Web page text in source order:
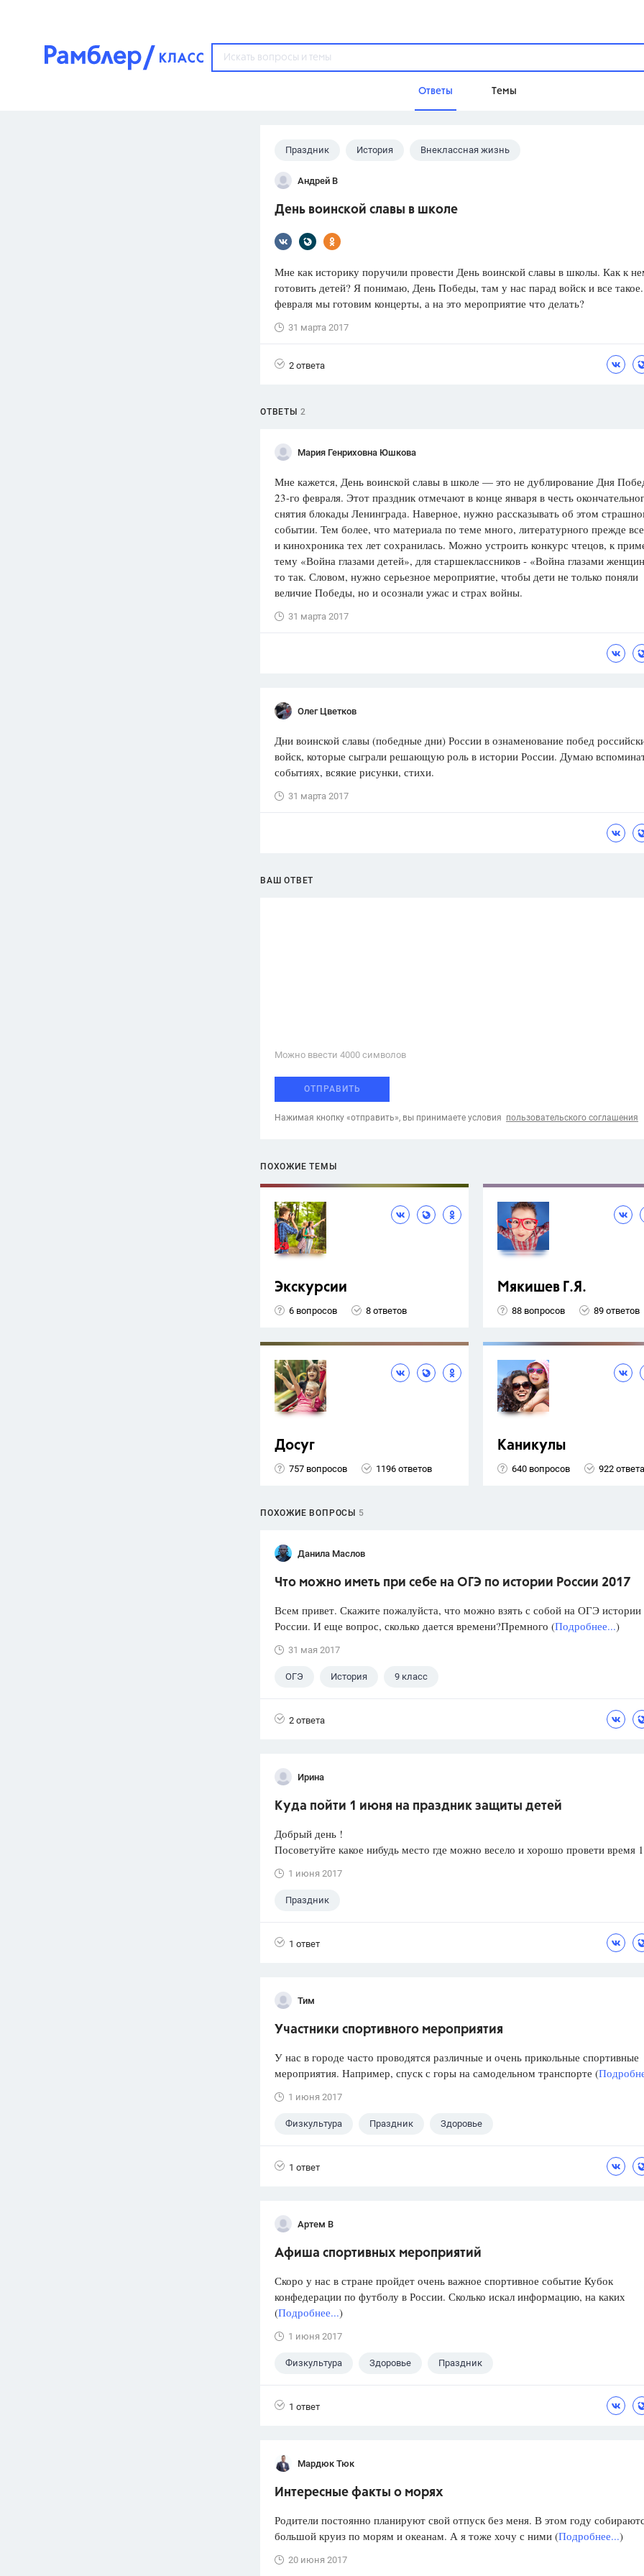
Ответы Темы
Популярные темы
3273 ответа
3460 ответов
ФИПИ
1752 ответа
ответов
Домашнее задание
Разумовская М.М.,Габриелян
Праздник История Внеклассная жизнь
Андрей В
День воинской славы в школе
Мне как историку поручили провести День воинской славы в школы. Как к
готовить детей? Я понимаю, День Победы, там у нас парад войск и все
февраля мы готовим концерты, а на это мероприятие что делать?
31 марта 2017
2 ответа
ОТВЕТЫ 2
Мария Генриховна Юшкова
Мне кажется, День воинской славы в школе — это не дублирование Дня
23-го февраля. Этот праздник отмечают в конце января в честь
снятия блокады Ленинграда. Наверное, нужно рассказывать об этом
событии. Тем более, что материала по теме много, литературного прежде
и кинохроника тех лет сохранилась. Можно устроить конкурс чтецов, к
тему «Война глазами детей», для старшеклассников - «Война глазами
то так. Словом, нужно серьезное мероприятие, чтобы дети не только поняли
величие Победы, но и осознали ужас и страх войны.
31 марта 2017
Олег Цветков
Дни воинской славы (победные дни) России в ознаменование побед
войск, которые сыграли решающую роль в истории России. Думаю
событиях, всякие рисунки, стихи.
31 марта 2017
ВАШ ОТВЕТ
Можно ввести 4000 cимволов
ОТПРАВИТЬ
Нажимая кнопку «отправить», вы принимаете условия пользовательского соглашения
ПОХОЖИЕ ТЕМЫ
Экскурсии
6 вопросов 8 ответов
Мякишев Г.Я.
88 вопросов 89 ответов
Досуг
757 вопросов 1196 ответов
Каникулы
640 вопросов 922 ответа
ПОХОЖИЕ ВОПРОСЫ 5
Данила Маслов
Что можно иметь при себе на ОГЭ по истории России 2017
Всем привет. Скажите пожалуйста, что можно взять с собой на ОГЭ истории
России. И еще вопрос, сколько дается времени?Премного (Подробнее...)
31 мая 2017
ОГЭ История 9 класс
2 ответа
Ирина
Куда пойти 1 июня на праздник защиты детей
Добрый день !
Посоветуйте какое нибудь место где можно весело и хорошо провети
1 июня 2017
Праздник
1 ответ
Тим
Участники спортивного мероприятия
У нас в городе часто проводятся различные и очень прикольные спортивные
мероприятия. Например, спуск с горы на самодельном транспорте (
1 июня 2017
Физкультура Праздник Здоровье
1 ответ
Артем В
Афиша спортивных мероприятий
Скоро у нас в стране пройдет очень важное спортивное событие Кубок
конфедерации по футболу в России. Сколько искал информацию, на каких
(Подробнее...)
1 июня 2017
Физкультура Здоровье Праздник
1 ответ
Мардюк Тюк
Интересные факты о морях
Родители постоянно планируют свой отпуск без меня. В этом году
большой круиз по морям и океанам. А я тоже хочу с ними (Подробнее...)
20 июня 2017